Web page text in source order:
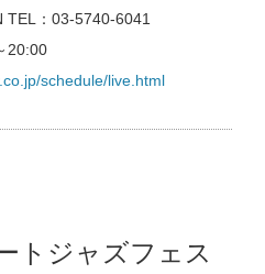
TEL：03-5740-6041
20:00
schedule/live.html
トジャズフェス